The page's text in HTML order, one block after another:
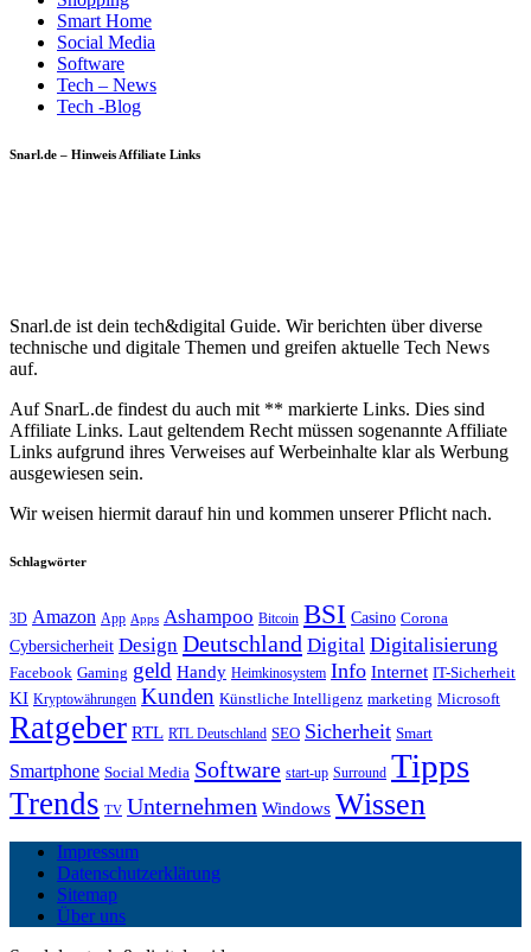
Smart Home
Social Media
Software
Tech – News
Tech -Blog
Snarl.de – Hinweis Affiliate Links
Snarl.de ist dein tech&digital Guide. Wir berichten über diverse
technische und digitale Themen und greifen aktuelle Tech News
auf.
Auf SnarL.de findest du auch mit ** markierte Links. Dies sind
Affiliate Links. Laut geltendem Recht müssen sogenannte Affiliate
Links aufgrund ihres Verweises auf Werbeinhalte klar als Werbung
ausgewiesen sein.
Wir weisen hiermit darauf hin und kommen unserer Pflicht nach.
Schlagwörter
3D Amazon App Apps Ashampoo Bitcoin BSI Casino Corona
Cybersicherheit Design Deutschland Digital Digitalisierung
Facebook Gaming geld Handy Heimkinosystem Info Internet IT-Sicherheit
KI Kryptowährungen Kunden Künstliche Intelligenz marketing Microsoft
Ratgeber RTL RTL Deutschland SEO Sicherheit Smart
Smartphone Social Media Software start-up Surround Tipps
Trends TV Unternehmen Windows Wissen
Impressum
Datenschutzerklärung
Sitemap
Über uns